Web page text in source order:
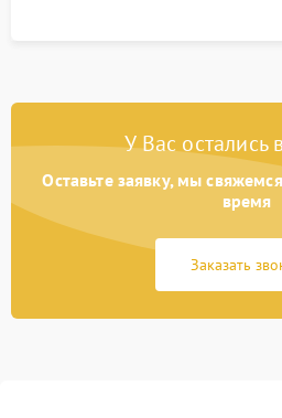
У Вас остались
Оставьте заявку, мы
время
Заказать